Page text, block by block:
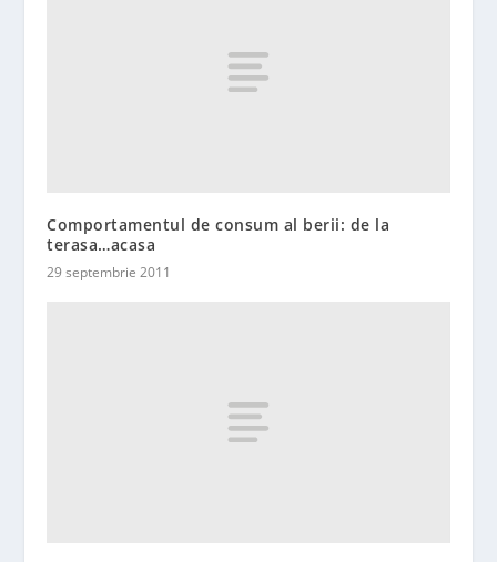
Comportamentul de consum al berii: de la
terasa…acasa
29 septembrie 2011